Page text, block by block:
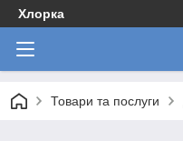
Хлорка
Товари та послуги